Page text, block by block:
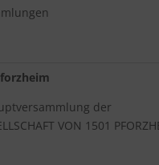
der
VON 1501